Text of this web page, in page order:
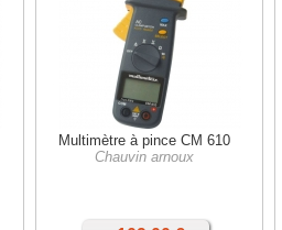
Multimètre à pince CM 610
Chauvin arnoux